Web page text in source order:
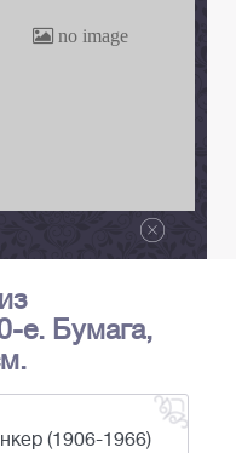
е. Бумага,
(1906-1966)